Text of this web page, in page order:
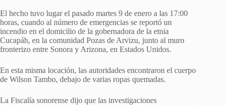
El hecho tuvo lugar el pasado martes 9 de enero a las 17:00
horas, cuando al número de emergencias se reportó un
incendio en el domicilio de la gobernadora de la etnia
Cucapáh, en la comunidad Pozas de Arvizu, junto al muro
fronterizo entre Sonora y Arizona, en Estados Unidos.
En esta misma locación, las autoridades encontraron el cuerpo
de Wilson Tambo, debajo de varias ropas quemadas.
La Fiscalía sonorense dijo que las investigaciones